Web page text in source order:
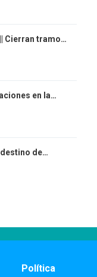
Cierran tramo…
en la…
de…
Política